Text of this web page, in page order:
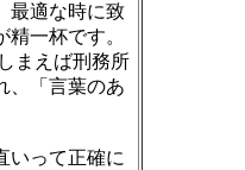
最適な時に致
一杯です。
まえば刑務所
、「言葉のあ
いって正確に